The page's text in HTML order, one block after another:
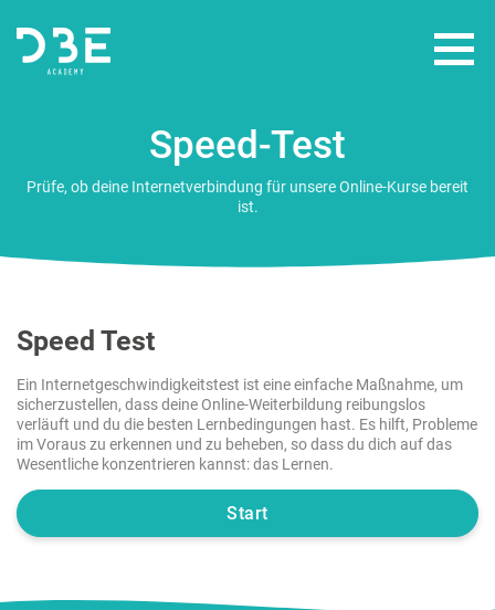
WEITERBILDUNGEN
FÖRDERUNGEN
Speed-Test
Prüfe, ob deine Internetverbindung für unsere Online-Kurse bereit
ist.
Speed Test
Ein Internetgeschwindigkeitstest ist eine einfache Maßnahme, um
sicherzustellen, dass deine Online-Weiterbildung reibungslos
verläuft und du die besten Lernbedingungen hast. Es hilft, Probleme
im Voraus zu erkennen und zu beheben, so dass du dich auf das
Wesentliche konzentrieren kannst: das Lernen.
Start